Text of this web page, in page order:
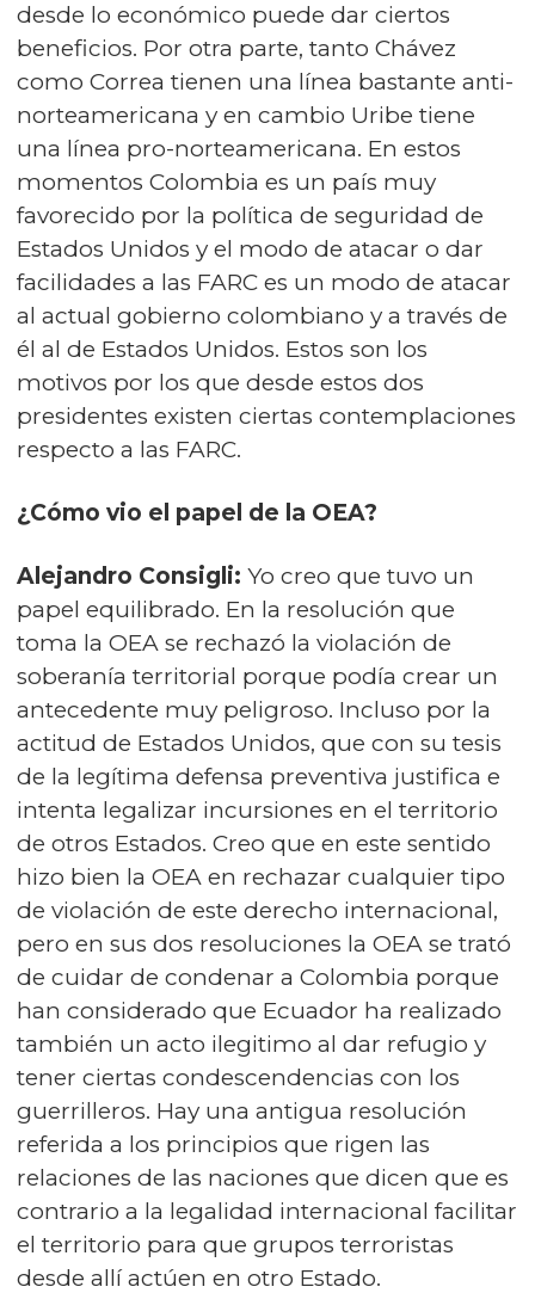
desde lo económico puede dar ciertos
beneficios. Por otra parte, tanto Chávez
como Correa tienen una línea bastante anti-
norteamericana y en cambio Uribe tiene
una línea pro-norteamericana. En estos
momentos Colombia es un país muy
favorecido por la política de seguridad de
Estados Unidos y el modo de atacar o dar
facilidades a las FARC es un modo de atacar
al actual gobierno colombiano y a través de
él al de Estados Unidos. Estos son los
motivos por los que desde estos dos
presidentes existen ciertas contemplaciones
respecto a las FARC.
¿Cómo vio el papel de la OEA?
Alejandro Consigli: Yo creo que tuvo un
papel equilibrado. En la resolución que
toma la OEA se rechazó la violación de
soberanía territorial porque podía crear un
antecedente muy peligroso. Incluso por la
actitud de Estados Unidos, que con su tesis
de la legítima defensa preventiva justifica e
intenta legalizar incursiones en el territorio
de otros Estados. Creo que en este sentido
hizo bien la OEA en rechazar cualquier tipo
de violación de este derecho internacional,
pero en sus dos resoluciones la OEA se trató
de cuidar de condenar a Colombia porque
han considerado que Ecuador ha realizado
también un acto ilegitimo al dar refugio y
tener ciertas condescendencias con los
guerrilleros. Hay una antigua resolución
referida a los principios que rigen las
relaciones de las naciones que dicen que es
contrario a la legalidad internacional facilitar
el territorio para que grupos terroristas
desde allí actúen en otro Estado.